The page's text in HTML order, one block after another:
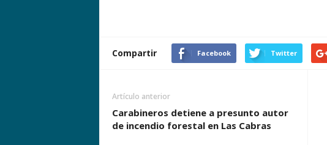
Compartir Facebook Twitter
Artículo anterior
Carabineros detiene a presunto autor
de incendio forestal en Las Cabras